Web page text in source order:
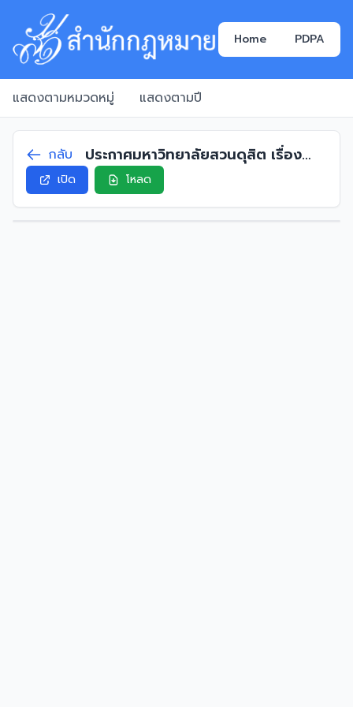
Home PDPA
แสดงตามหมวดหมู่ แสดงตามปี
กลับ
ประกาศมหาวิทยาลัยสวนดุสิต เรื่อง
ตำแหน่งพนักงานมหาวิทยาลัยสาย
สนับสนุนประเภทวิชาชีพเฉพาะหรือ
เปิด โหลด